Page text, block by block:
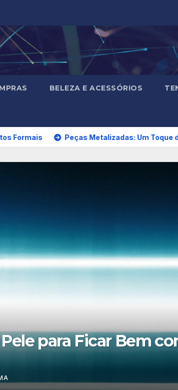
BELEZA E ACESSÓRIOS
Peças Metalizadas: Um Toque de Brilho no
para Festas de Fim